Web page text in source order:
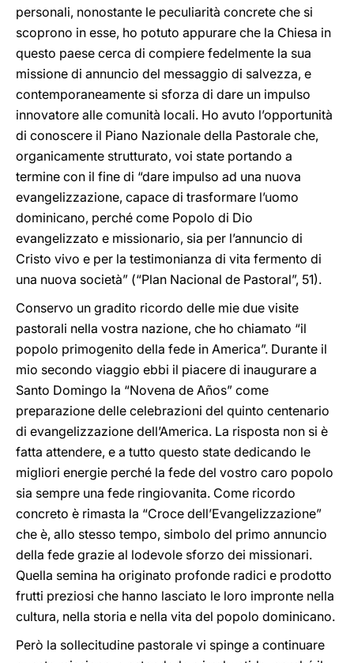
personali, nonostante le peculiarità concrete che si
scoprono in esse, ho potuto appurare che la Chiesa in
questo paese cerca di compiere fedelmente la sua
missione di annuncio del messaggio di salvezza, e
contemporaneamente si sforza di dare un impulso
innovatore alle comunità locali. Ho avuto l’opportunità
di conoscere il Piano Nazionale della Pastorale che,
organicamente strutturato, voi state portando a
termine con il fine di “dare impulso ad una nuova
evangelizzazione, capace di trasformare l’uomo
dominicano, perché come Popolo di Dio
evangelizzato e missionario, sia per l’annuncio di
Cristo vivo e per la testimonianza di vita fermento di
una nuova società” (“Plan Nacional de Pastoral”, 51).
Conservo un gradito ricordo delle mie due visite
pastorali nella vostra nazione, che ho chiamato “il
popolo primogenito della fede in America”. Durante il
mio secondo viaggio ebbi il piacere di inaugurare a
Santo Domingo la “Novena de Años” come
preparazione delle celebrazioni del quinto centenario
di evangelizzazione dell’America. La risposta non si è
fatta attendere, e a tutto questo state dedicando le
migliori energie perché la fede del vostro caro popolo
sia sempre una fede ringiovanita. Come ricordo
concreto è rimasta la “Croce dell’Evangelizzazione”
che è, allo stesso tempo, simbolo del primo annuncio
della fede grazie al lodevole sforzo dei missionari.
Quella semina ha originato profonde radici e prodotto
frutti preziosi che hanno lasciato le loro impronte nella
cultura, nella storia e nella vita del popolo dominicano.
Però la sollecitudine pastorale vi spinge a continuare